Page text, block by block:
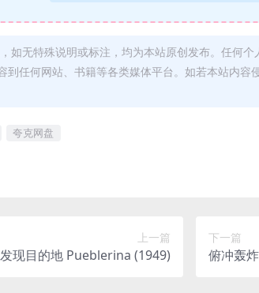
如无特殊说明或标注，均为本站原创发布。任何
到任何网站、书籍等各类媒体平台。如若本站内容
夸克网盘
上一篇
发现目的地 Pueblerina (1949)
下一篇
俯冲轰